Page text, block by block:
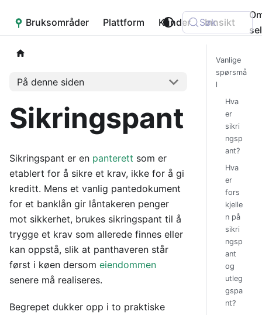
Placepoint
Bruksområder Plattform Kunder Innsikt
Søk
På denne siden
Sikringspant
Sikringspant er en panterett som er
etablert for å sikre et krav, ikke for å gi
kreditt. Mens et vanlig pantedokument
for et banklån gir låntakeren penger
mot sikkerhet, brukes sikringspant til å
trygge et krav som allerede finnes eller
kan oppstå, slik at panthaveren står
først i køen dersom eiendommen
senere må realiseres.
Begrepet dukker opp i to praktiske
Vanlige
spørsmå
l
Hva
er
sikri
ngsp
ant?
Hva
er
fors
kjelle
n på
sikri
ngsp
ant
og
utleg
gspa
nt?